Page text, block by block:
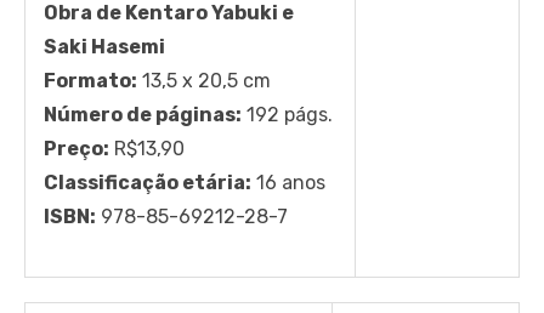
Obra de Kentaro Yabuki e
Saki Hasemi
Formato: 13,5 x 20,5 cm
Número de páginas: 192 págs.
Preço: R$13,90
Classificação etária: 16 anos
ISBN: 978-85-69212-28-7